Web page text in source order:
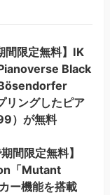
間限定無料】IK
Black
リングしたピア
）が無料
間限定無料】
「Mutant
ー機能を搭載